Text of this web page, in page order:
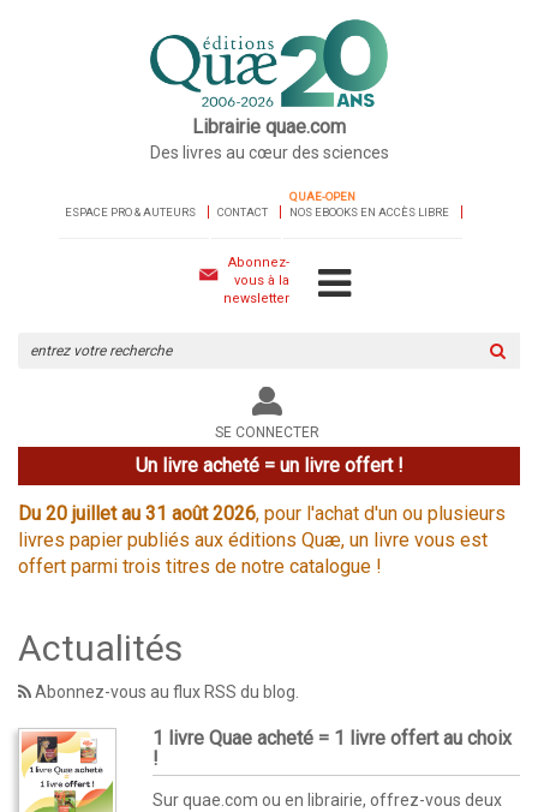
Librairie quae.com
Des livres au cœur des sciences
ESPACE PRO & AUTEURS CONTACT
QUAE-OPEN
NOS EBOOKS EN ACCÈS LIBRE
Abonnez-
vous à la
newsletter
le
site
SE CONNECTER
Un livre acheté = un livre offert !
Du 20 juillet au 31 août 2026, pour l'achat d'un ou plusieurs
livres papier publiés aux éditions Quæ, un livre vous est
offert parmi trois titres de notre catalogue !
Actualités
Abonnez-vous au flux RSS du blog.
1 livre Quae acheté = 1 livre offert au choix
!
Sur quae.com ou en librairie, offrez-vous deux